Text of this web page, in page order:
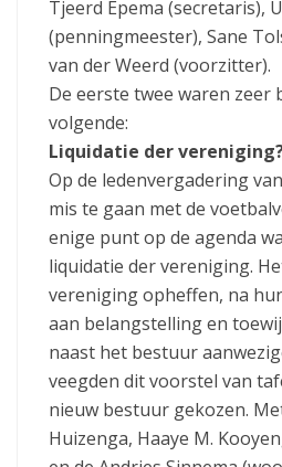
Tjeerd Epema (secretaris),
(penningmeester), Sane
van der Weerd (voorzitter).
De eerste twee waren
volgende:
Liquidatie der
Op de ledenvergadering
mis te gaan met de
enige punt op de agenda
liquidatie der vereniging.
vereniging opheffen, na
aan belangstelling en
naast het bestuur
veegden dit voorstel van
nieuw bestuur gekozen.
Huizenga, Haaye M.